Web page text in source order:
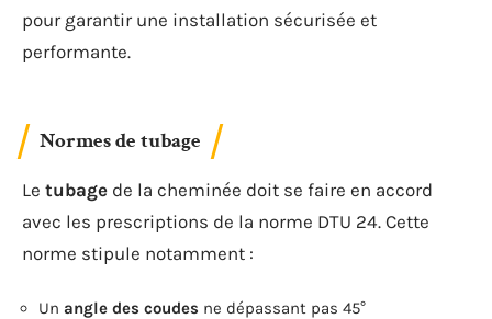
pour garantir une installation sécurisée et
performante.
Normes de tubage
Le tubage de la cheminée doit se faire en accord
avec les prescriptions de la norme DTU 24. Cette
norme stipule notamment :
Un angle des coudes ne dépassant pas 45°